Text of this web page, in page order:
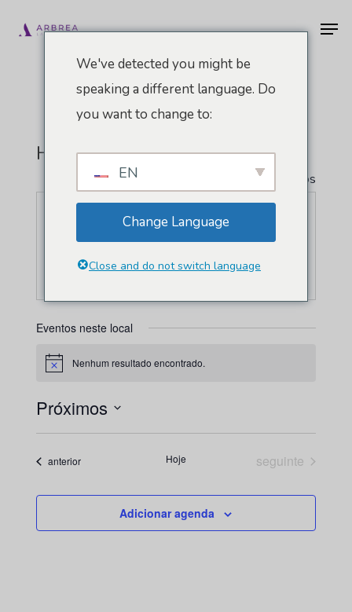
para
Hotel Sheraton Guayaquil
" Todos Eventos
090513, Avenida, Joaquín José Orrantia
González
Como chegar
Eventos neste local
Aviso Nenhum resultado encontrado.
Próximos
Selecione
a Eventos
anterior Hoje Eventos
seguinte
Adicionar agenda
We've detected you might be
speaking a different language. Do
you want to change to:
EN
Change Language
Close and do not switch language